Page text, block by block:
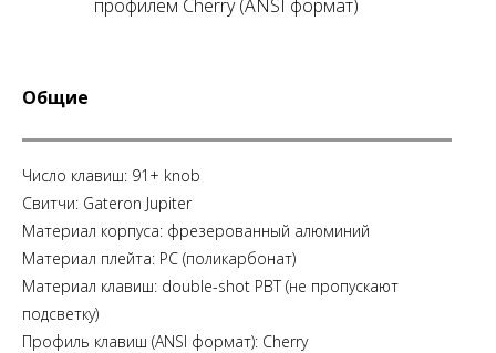
профилем Cherry (ANSI формат)
Общие
Число клавиш: 91+ knob
Свитчи: Gateron Jupiter
Материал корпуса: фрезерованный алюминий
Материал плейта: PC (поликарбонат)
Материал клавиш: double-shot PBT (не пропускают
подсветку)
Профиль клавиш (ANSI формат): Cherry